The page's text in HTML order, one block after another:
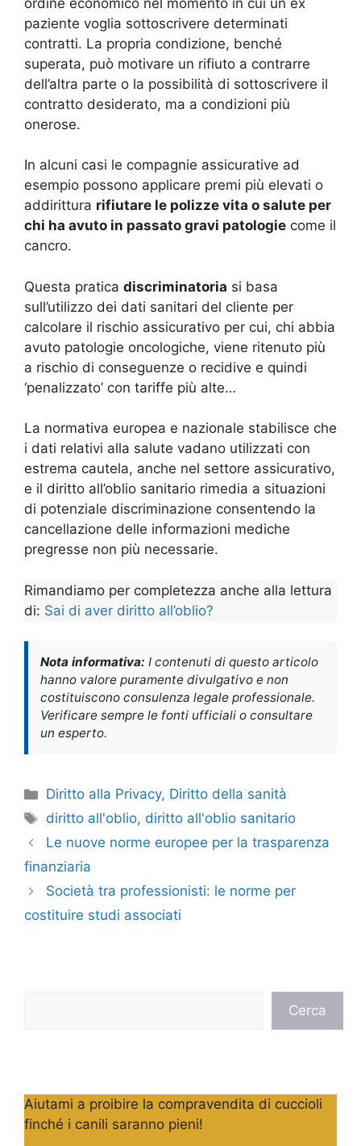
paziente voglia sottoscrivere determinati
contratti. La propria condizione, benché
superata, può motivare un rifiuto a contrarre
dell’altra parte o la possibilità di sottoscrivere il
contratto desiderato, ma a condizioni più
onerose.
In alcuni casi le compagnie assicurative ad
esempio possono applicare premi più elevati o
addirittura rifiutare le polizze vita o salute per
chi ha avuto in passato gravi patologie come il
cancro.
Questa pratica discriminatoria si basa
sull’utilizzo dei dati sanitari del cliente per
calcolare il rischio assicurativo per cui, chi abbia
avuto patologie oncologiche, viene ritenuto più
a rischio di conseguenze o recidive e quindi
‘penalizzato’ con tariffe più alte…
La normativa europea e nazionale stabilisce che
i dati relativi alla salute vadano utilizzati con
estrema cautela, anche nel settore assicurativo,
e il diritto all’oblio sanitario rimedia a situazioni
di potenziale discriminazione consentendo la
cancellazione delle informazioni mediche
pregresse non più necessarie.
Rimandiamo per completezza anche alla lettura
di: Sai di aver diritto all’oblio?
Nota informativa: I contenuti di questo articolo
hanno valore puramente divulgativo e non
costituiscono consulenza legale professionale.
Verificare sempre le fonti ufficiali o consultare
un esperto.
Categorie
Diritto alla Privacy, Diritto della sanità
Tag
diritto all'oblio, diritto all'oblio sanitario
Le nuove norme europee per la trasparenza
finanziaria
Società tra professionisti: le norme per
costituire studi associati
Cerca
Aiutami a proibire la compravendita di cuccioli
finché i canili saranno pieni!